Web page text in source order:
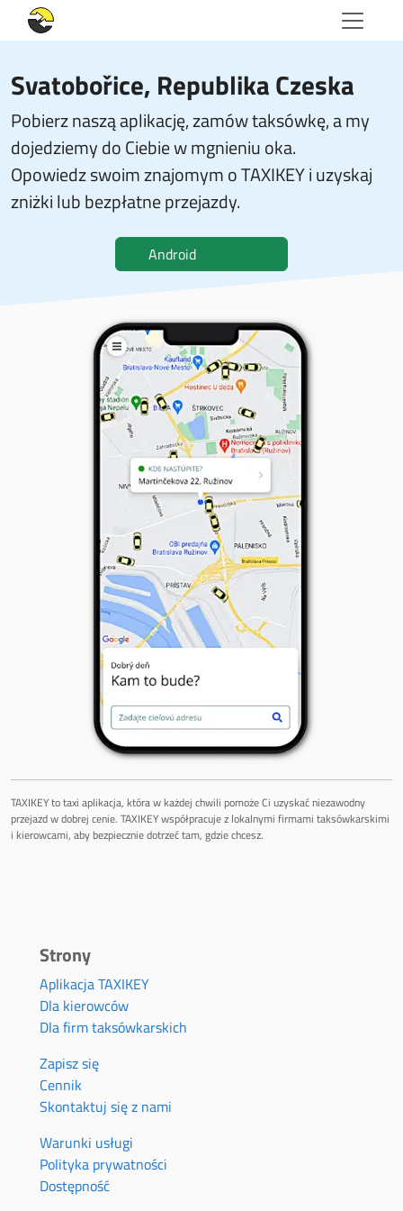
Svatobořice, Republika Czeska
Pobierz naszą aplikację, zamów taksówkę, a my
dojedziemy do Ciebie w mgnieniu oka.
Opowiedz swoim znajomym o TAXIKEY i uzyskaj
zniżki lub bezpłatne przejazdy.
Android
TAXIKEY to taxi aplikacja, która w każdej chwili pomoże Ci uzyskać niezawodny
przejazd w dobrej cenie. TAXIKEY współpracuje z lokalnymi firmami taksówkarskimi
i kierowcami, aby bezpiecznie dotrzeć tam, gdzie chcesz.
Strony
Aplikacja TAXIKEY
Dla kierowców
Dla firm taksówkarskich
Zapisz się
Cennik
Skontaktuj się z nami
Warunki usługi
Polityka prywatności
Dostępność